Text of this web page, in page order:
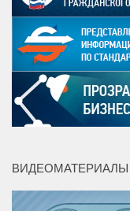
ВИДЕОМАТЕРИАЛЫ